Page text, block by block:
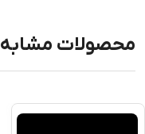
محصولات مشابه